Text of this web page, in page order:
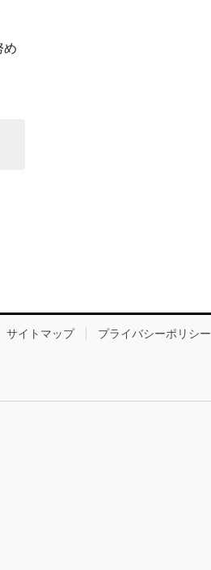
め
サイトマップ プライバシーポリシー